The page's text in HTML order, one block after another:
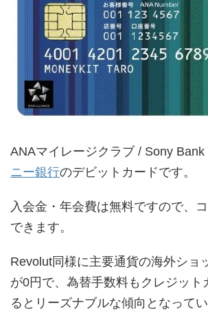
ANAマイレージクラブ / Sony Bank
ニー銀行のデビットカードです。
入会金・年会費は無料ですので、
できます。
Revolut同様に主要通貨の海外ショ
が0円で、為替手数料もクレジット
るとリーズナブルな傾向となって